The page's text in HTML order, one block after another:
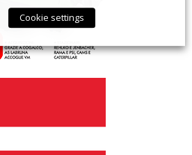
Cookie settings